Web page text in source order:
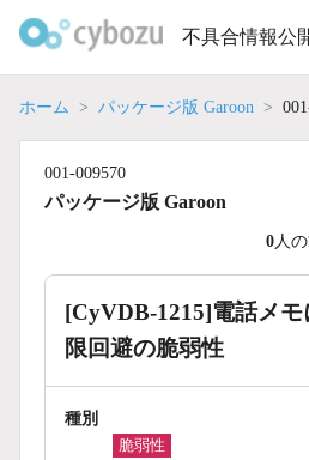
不具合情報公
ホーム パッケージ版 Garoon
001-009570
パッケージ版 Garoon
0 人
[CyVDB-1215]電話メモ
限回避の脆弱性
種別
脆弱性